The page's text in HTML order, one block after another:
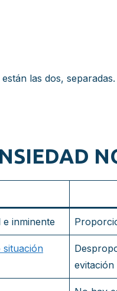
las dos, separadas.
inminente
situación
evitación